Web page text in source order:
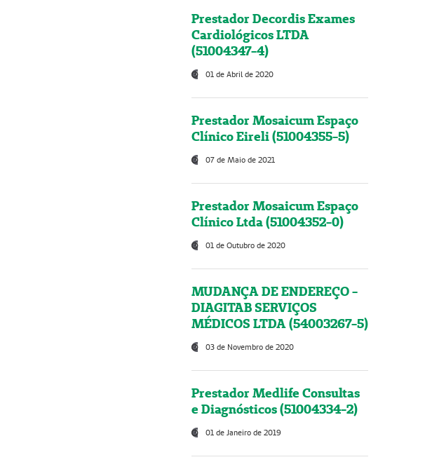
Prestador Decordis Exames
Cardiológicos LTDA
(51004347-4)
01 de Abril de 2020
Prestador Mosaicum Espaço
Clínico Eireli (51004355-5)
07 de Maio de 2021
Prestador Mosaicum Espaço
Clínico Ltda (51004352-0)
01 de Outubro de 2020
MUDANÇA DE ENDEREÇO -
DIAGITAB SERVIÇOS
MÉDICOS LTDA (54003267-5)
03 de Novembro de 2020
Prestador Medlife Consultas
e Diagnósticos (51004334-2)
01 de Janeiro de 2019